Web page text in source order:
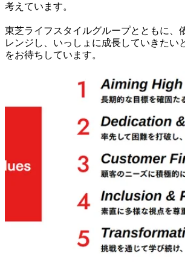
考えています。
東芝ライフスタイルグループとともに、
レンジし、いっしょに成長していきたい
をお待ちしています。